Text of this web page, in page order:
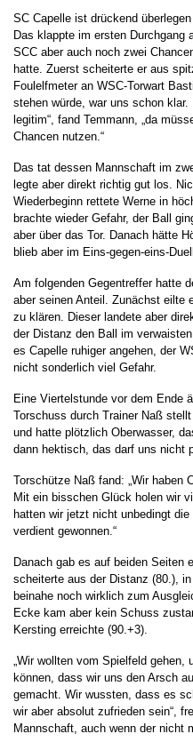
SC Capelle ist drückend überlegen
Das klappte im ersten Durchgang
SCC aber auch noch zwei
hatte. Zuerst scheiterte er aus
Foulelfmeter an WSC-Torwart
stehen würde, war uns schon
legitim“, fand Temmann, „da
Chancen nutzen.“
Das tat dessen Mannschaft im
legte aber direkt richtig gut los.
Wiederbeginn rettete Werne in
brachte wieder Gefahr, der Ball
aber über das Tor. Danach hätte
blieb aber im Eins-gegen-eins-
Am folgenden Gegentreffer hatte
aber seinen Anteil. Zunächst eilte
zu klären. Dieser landete aber
der Distanz den Ball im
es Capelle ruhiger angehen, der
nicht sonderlich viel Gefahr.
Eine Viertelstunde vor dem Ende
Torschuss durch Trainer Naß
und hatte plötzlich Oberwasser,
dann hektisch, das darf uns nicht
Torschütze Naß fand: „Wir haben
Mit ein bisschen Glück holen wir
hatten wir jetzt nicht unbedingt
verdient gewonnen.“
Danach gab es auf beiden Seiten
scheiterte aus der Distanz (80.),
beinahe noch wirklich zum
Ecke kam aber kein Schuss
Kersting erreichte (90.+3).
„Wir wollten vom Spielfeld
können, dass wir uns den Arsch
gemacht. Wir wussten, dass es
wir aber absolut zufrieden sein“,
Mannschaft, auch wenn der nicht